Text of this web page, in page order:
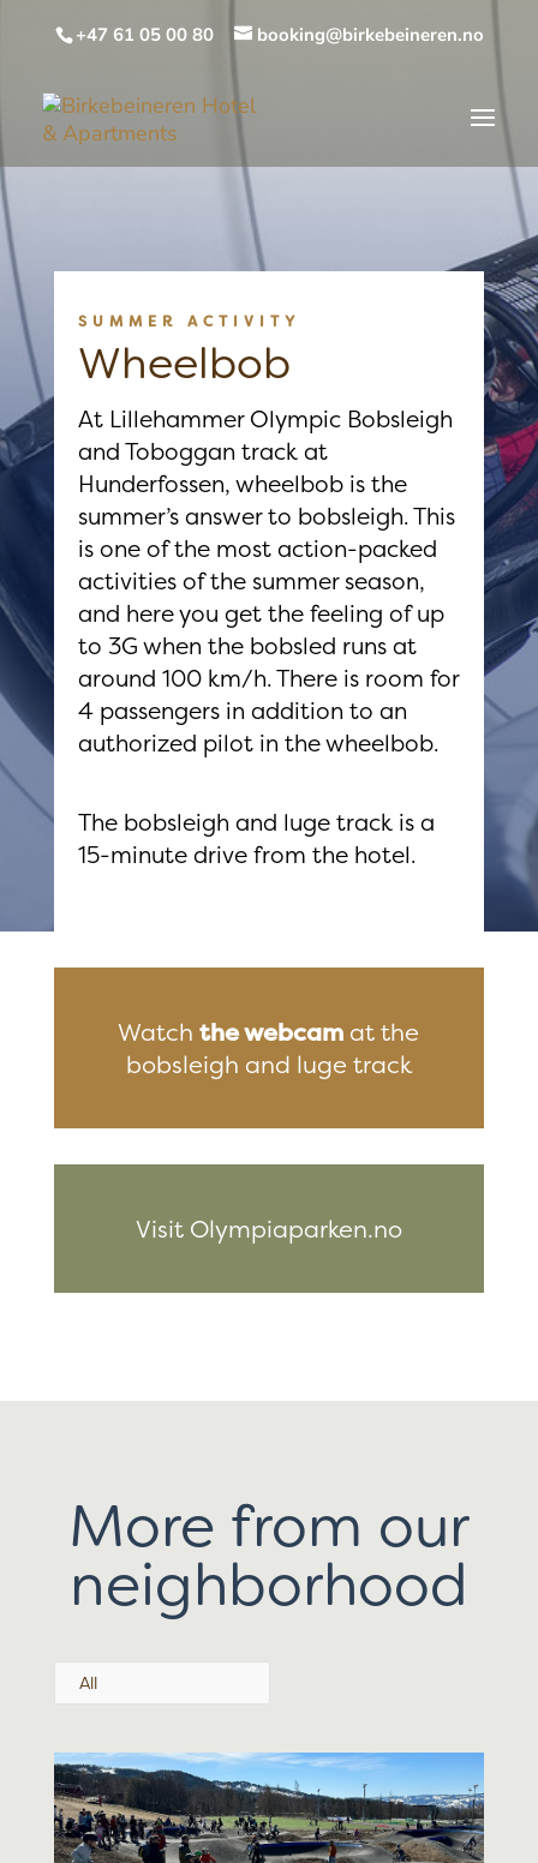
+47 61 05 00 80 booking@birkebeineren.no
SUMMER ACTIVITY
Wheelbob
At Lillehammer Olympic Bobsleigh
and Toboggan track at
Hunderfossen, wheelbob is the
summer’s answer to bobsleigh. This
is one of the most action-packed
activities of the summer season,
and here you get the feeling of up
to 3G when the bobsled runs at
around 100 km/h. There is room for
4 passengers in addition to an
authorized pilot in the wheelbob.
The bobsleigh and luge track is a
15-minute drive from the hotel.
Watchthe webcam at the
bobsleigh and luge track
Visit Olympiaparken.no
More from our
neighborhood
All